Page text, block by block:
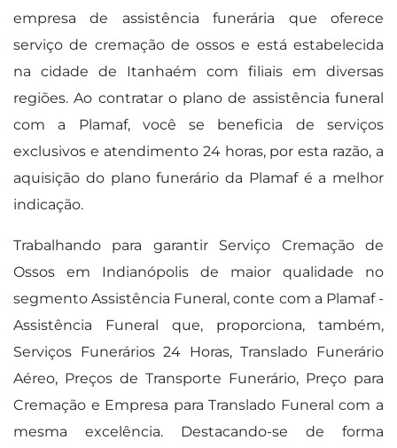
empresa de assistência funerária que oferece
serviço de cremação de ossos e está estabelecida
na cidade de Itanhaém com filiais em diversas
regiões. Ao contratar o plano de assistência funeral
com a Plamaf, você se beneficia de serviços
exclusivos e atendimento 24 horas, por esta razão, a
aquisição do plano funerário da Plamaf é a melhor
indicação.
Trabalhando para garantir Serviço Cremação de
Ossos em Indianópolis de maior qualidade no
segmento Assistência Funeral, conte com a Plamaf -
Assistência Funeral que, proporciona, também,
Serviços Funerários 24 Horas, Translado Funerário
Aéreo, Preços de Transporte Funerário, Preço para
Cremação e Empresa para Translado Funeral com a
mesma excelência. Destacando-se de forma